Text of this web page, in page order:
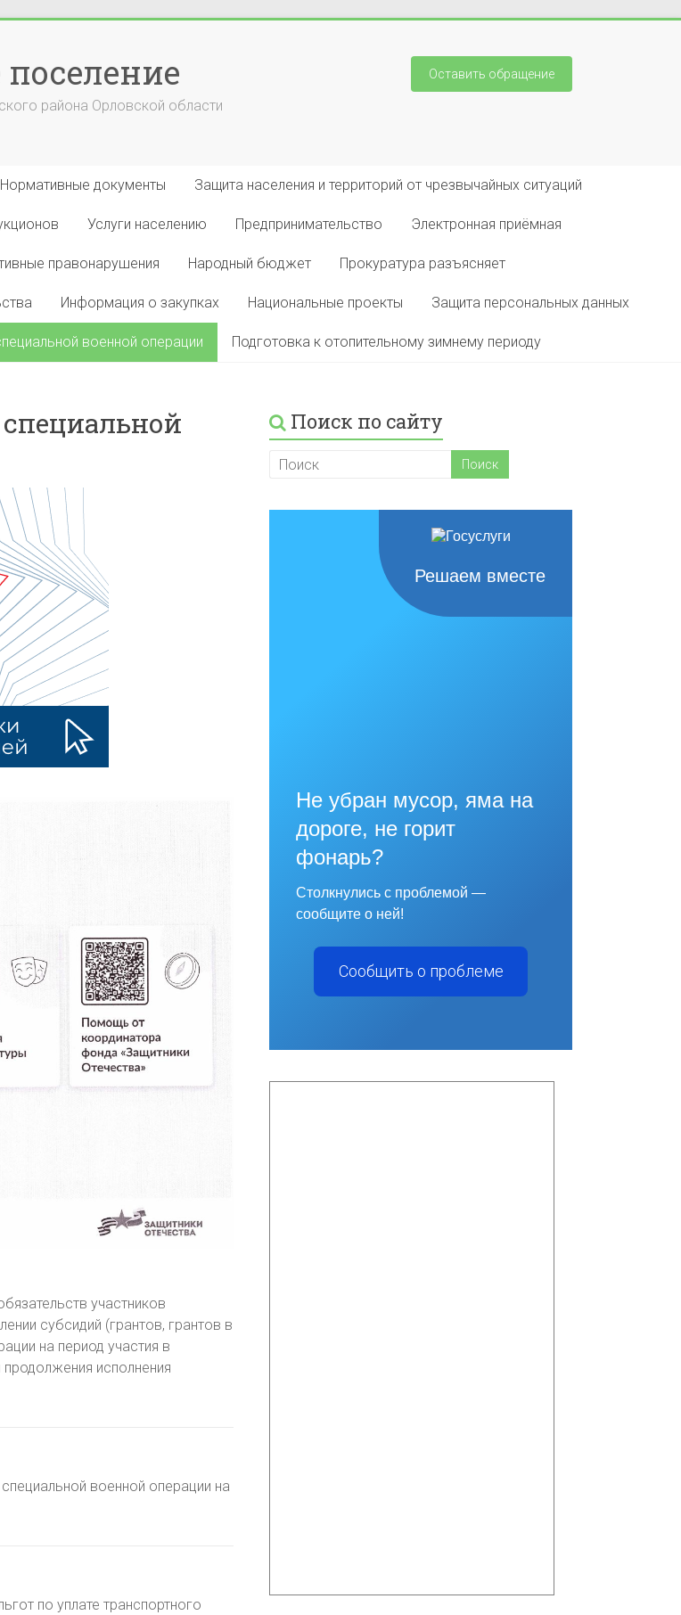
района Орловской области
Оставить обращение
Нормативные документы Защита населения и территорий от чрезвычайных ситуаций
Услуги населению Предпринимательство Электронная приёмная
правонарушения Народный бюджет Прокуратура разъясняет
Информация о закупках Национальные проекты Защита персональных данных
военной операции Подготовка к отопительному зимнему периоду
участников
субсидий (грантов, грантов в
на период участия в
исполнения
военной операции на
по уплате транспортного
Поиск по сайту
Решаем вместе
Не убран мусор, яма на
дороге, не горит
фонарь?
Столкнулись с проблемой —
сообщите о ней!
Сообщить о проблеме